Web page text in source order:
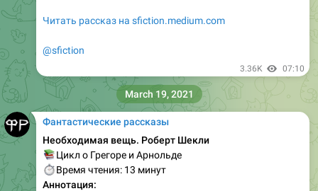
Читать рассказ на sfiction.medium.com
@sfiction
3.36K 07:10
Фантастические рассказы
Необходимая вещь. Роберт Шекли
Цикл о Грегоре и Арнольде
Время чтения: 13 минут
Аннотация:
March 19, 2021